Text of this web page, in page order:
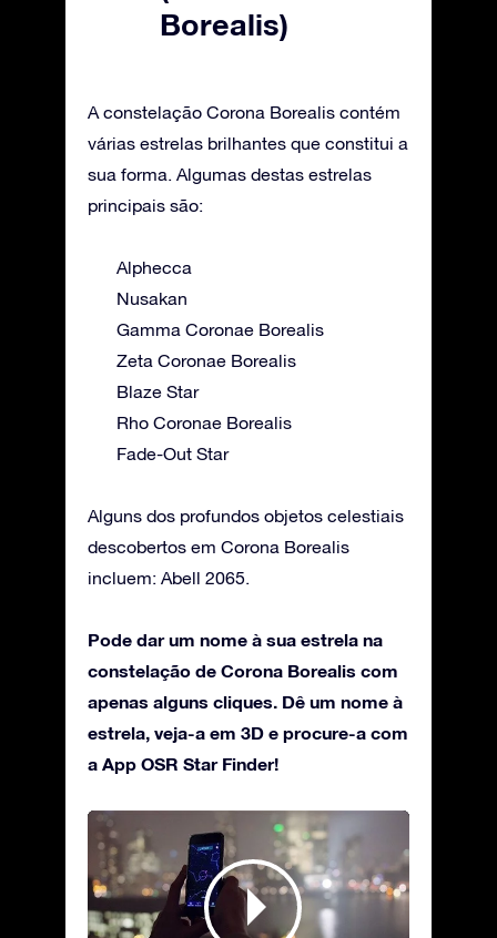
Borealis)
A constelação Corona Borealis contém
várias estrelas brilhantes que constitui a
sua forma. Algumas destas estrelas
principais são:
Alphecca
Nusakan
Gamma Coronae Borealis
Zeta Coronae Borealis
Blaze Star
Rho Coronae Borealis
Fade-Out Star
Alguns dos profundos objetos celestiais
descobertos em Corona Borealis
incluem: Abell 2065.
Pode dar um nome à sua estrela na
constelação de Corona Borealis com
apenas alguns cliques. Dê um nome à
estrela, veja-a em 3D e procure-a com
a App OSR Star Finder!